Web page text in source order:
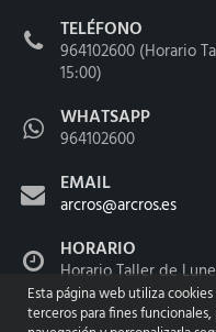
TELÉFONO
964102600 (Horario
15:00)
WHATSAPP
964102600
EMAIL
arcros@arcros.es
HORARIO
Horario Taller de
Esta página web utiliza
terceros para fines